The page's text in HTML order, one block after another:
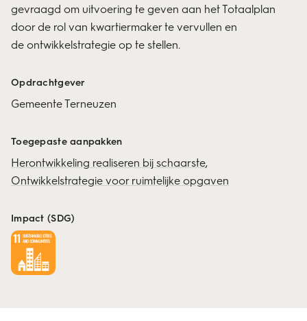
gevraagd om uitvoering te geven aan het Totaalplan
door de rol van kwartiermaker te vervullen en
deontwikkelstrategieop te stellen.
Opdrachtgever
Gemeente Terneuzen
Toegepaste aanpakken
Herontwikkeling realiseren bij schaarste
Ontwikkelstrategie voor ruimtelijke opgaven
Impact (SDG)